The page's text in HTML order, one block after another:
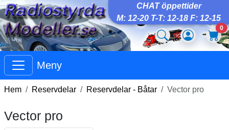
CHAT öppettider
M: 12-20 T-T: 12-18 F: 12-15
0
Meny
Hem Reservdelar Reservdelar - Båtar Vector pro
Vector pro